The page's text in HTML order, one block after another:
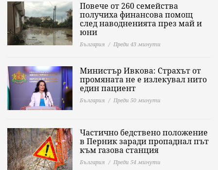
Повече от 260 семейства
получиха финансова помощ
след наводненията през май и
юни
България Преди 43 минути
Министър Ивкова: Страхът от
промяната не е излекувал нито
един пациент
България Преди 50 минути
Частично бедствено положение
в Перник заради пропаднал път
към газова станция
България Преди 54 минути